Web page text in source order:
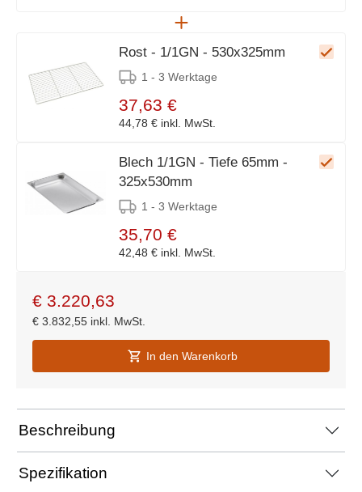
Rost - 1/1GN - 530x325mm
1 - 3 Werktage
37,63 €
44,78 € inkl. MwSt.
Blech 1/1GN - Tiefe 65mm -
325x530mm
1 - 3 Werktage
35,70 €
42,48 € inkl. MwSt.
€ 3.220,63
€ 3.832,55 inkl. MwSt.
In den Warenkorb
Beschreibung
Spezifikation